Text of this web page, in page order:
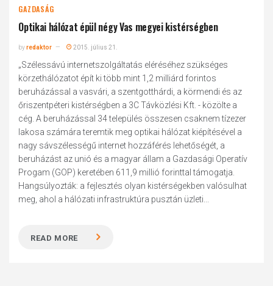
GAZDASÁG
Optikai hálózat épül négy Vas megyei kistérségben
byredaktor 2015. július 21.
„Szélessávú internetszolgáltatás eléréséhez szükséges
körzethálózatot épít ki több mint 1,2 milliárd forintos
beruházással a vasvári, a szentgotthárdi, a körmendi és az
őriszentpéteri kistérségben a 3C Távközlési Kft. - közölte a
cég. A beruházással 34 település összesen csaknem tízezer
lakosa számára teremtik meg optikai hálózat kiépítésével a
nagy sávszélességű internet hozzáférés lehetőségét, a
beruházást az unió és a magyar állam a Gazdasági Operatív
Progam (GOP) keretében 611,9 millió forinttal támogatja.
Hangsúlyozták: a fejlesztés olyan kistérségekben valósulhat
meg, ahol a hálózati infrastruktúra pusztán üzleti...
READ MORE